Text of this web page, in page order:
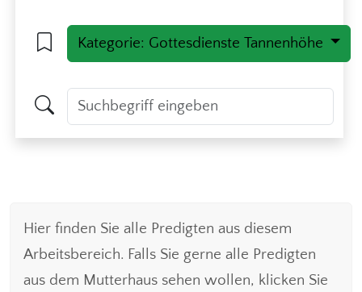
Kategorie: Gottesdienste Tannenhöhe
Hier finden Sie alle Predigten aus diesem
Arbeitsbereich. Falls Sie gerne alle Predigten
aus dem Mutterhaus sehen wollen, klicken Sie